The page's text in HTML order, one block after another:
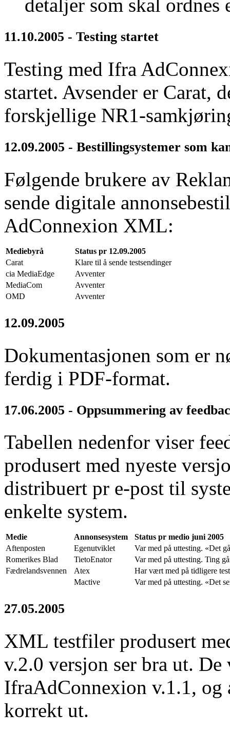
detaljer som skal ordnes
11.10.2005 - Testing startet
Testing med Ifra
startet. Avsender er Carat,
forskjellige NR1-
12.09.2005 - Bestillingsystemer som
Følgende brukere av
sende digitale
AdConnexion XML:
Mediebyrå
Status pr 12.09.2005
Carat
Klare til å sende testsendinger
cia MediaEdge
Avventer
MediaCom
Avventer
OMD
Avventer
12.09.2005
Dokumentasjonen som er
ferdig i PDF-format.
17.06.2005 - Oppsummering av
Tabellen nedenfor viser
produsert med nyeste
distribuert pr e-post til
enkelte system.
Medie Annonsesystem
Status pr medio juni 2005
Aftenposten
Egenutviklet
Var med på uttesting. «Det
Romerikes Blad
TietoEnator
Var med på uttesting. Ting
Fædrelandsvennen
Atex
Har vært med på tidligere
Mactive
Var med på uttesting. «Det
27.05.2005
XML testfiler produsert
v.2.0 versjon ser bra ut.
IfraAdConnexion v.1.1, og
korrekt ut.